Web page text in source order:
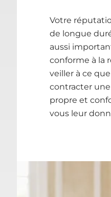
Votre
de longue
aussi
conforme à la
veiller à ce
contracter
propre et
vous leur